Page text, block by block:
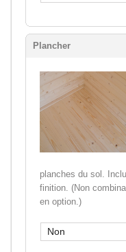
Plancher
planches du sol.
finition. (Non
en option.)
Non